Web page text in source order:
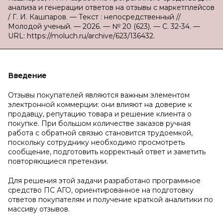
анализа и генерации ответов на отзывы с маркетплейсов
/ Г. И. Кашпаров. — Текст : непосредственный //
Молодой ученый. — 2026. — № 20 (623). — С. 32-34. —
URL: https://moluch.ru/archive/623/136432.
Введение
Отзывы покупателей являются важным элементом
электронной коммерции: они влияют на доверие к
продавцу, репутацию товара и решение клиента о
покупке. При большом количестве заказов ручная
работа с обратной связью становится трудоемкой,
поскольку сотруднику необходимо просмотреть
сообщение, подготовить корректный ответ и заметить
повторяющиеся претензии.
Для решения этой задачи разработано программное
средство ПС АГО, ориентированное на подготовку
ответов покупателям и получение краткой аналитики по
массиву отзывов.